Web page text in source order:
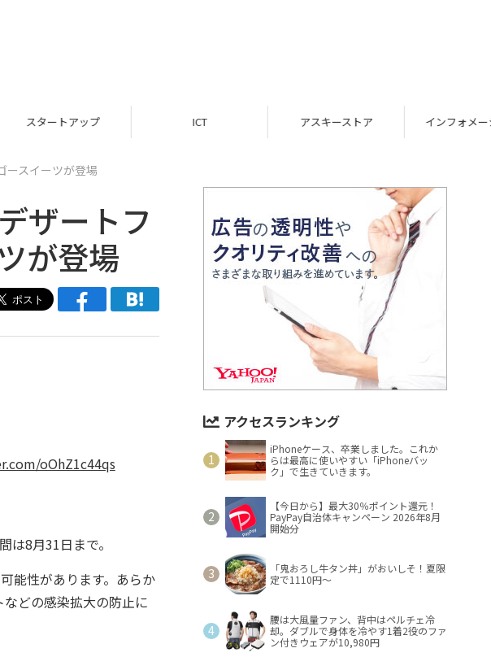
トアップ アスキーストア インフォメーション
ースイーツが登場
ザートフ
が登場
oOhZ1c44qs
8月31日まで。
能性があります。あらか
どの感染拡大の防止に
アクセスランキング
iPhoneケース、卒業しました。これか
らは最高に使いやすい「iPhoneバッ
ク」で生きていきます。
【今日から】最大30％ポイント還元！
PayPay自治体キャンペーン 2026年8月
開始分
「鬼おろし牛タン丼」がおいしそ！夏限
定で1110円～
腰は大風量ファン、背中はペルチェ冷
却。ダブルで身体を冷やす1着2役のファ
ン付きウェアが10,980円